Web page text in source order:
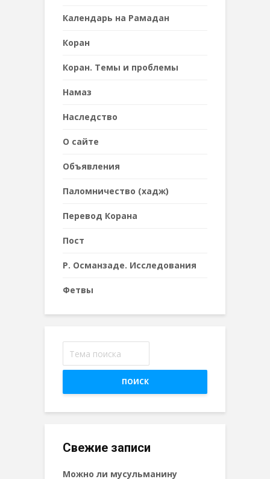
Календарь на Рамадан
Коран
Коран. Темы и проблемы
Намаз
Наследствo
О сайте
Объявления
Паломничество (хадж)
Перевод Корана
Пост
Р. Османзаде. Исследования
Фетвы
ПОИСК
Свежие записи
Можно ли мусульманину